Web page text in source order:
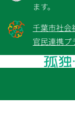
ます。
千葉市社会
官民連携プ